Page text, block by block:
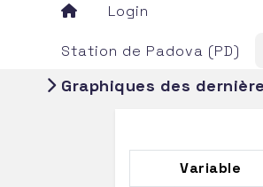
Login
Station de Padova (PD)
Graphiques des
Variable